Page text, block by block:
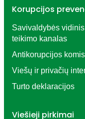
Korupcijos
Savivaldybės
teikimo kanalas
Antikorupcijos
Viešų ir privačių
Turto deklaracijos
Viešieji pirkimai